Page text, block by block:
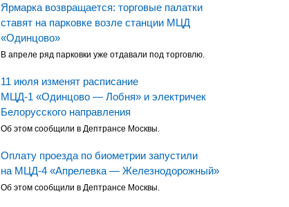
Ярмарка возвращается: торговые палатки
ставят на парковке возле станции МЦД
«Одинцово»
В апреле ряд парковки уже отдавали под торговлю.
11 июля изменят расписание
МЦД-1 «Одинцово — Лобня» и электричек
Белорусского направления
Об этом сообщили в Дептрансе Москвы.
Оплату проезда по биометрии запустили
на МЦД-4 «Апрелевка — Железнодорожный»
Об этом сообщили в Дептрансе Москвы.